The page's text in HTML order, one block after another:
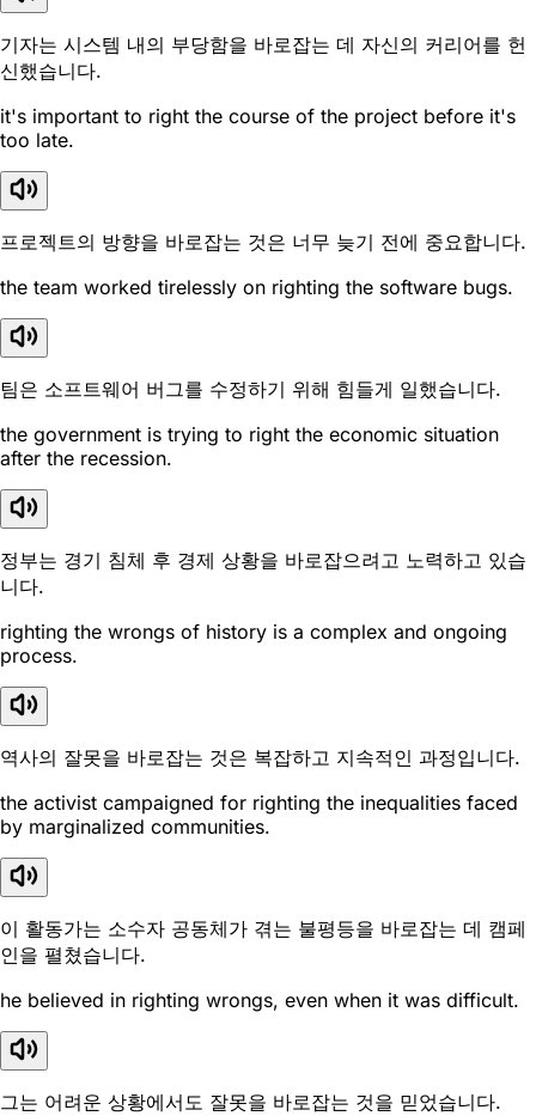
기자는 시스템 내의 부당함을 바로잡는 데 자신의 커리어를 헌
신했습니다.
it's important to right the course of the project before it's
too late.
프로젝트의 방향을 바로잡는 것은 너무 늦기 전에 중요합니다.
the team worked tirelessly on righting the software bugs.
팀은 소프트웨어 버그를 수정하기 위해 힘들게 일했습니다.
the government is trying to right the economic situation
after the recession.
정부는 경기 침체 후 경제 상황을 바로잡으려고 노력하고 있습
니다.
righting the wrongs of history is a complex and ongoing
process.
역사의 잘못을 바로잡는 것은 복잡하고 지속적인 과정입니다.
the activist campaigned for righting the inequalities faced
by marginalized communities.
이 활동가는 소수자 공동체가 겪는 불평등을 바로잡는 데 캠페
인을 펼쳤습니다.
he believed in righting wrongs, even when it was difficult.
그는 어려운 상황에서도 잘못을 바로잡는 것을 믿었습니다.